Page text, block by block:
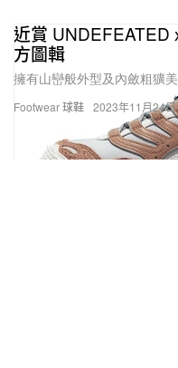
Footwear 球鞋
近賞 UNDEFEATED
方圖輯
擁有山巒般外型及內斂粗獷美
2023年11月24日